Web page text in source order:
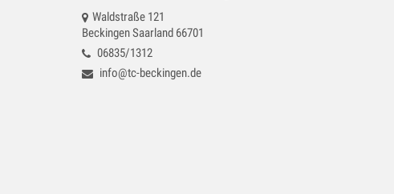
Waldstraße 121
Beckingen Saarland 66701
06835/1312
info@tc-beckingen.de